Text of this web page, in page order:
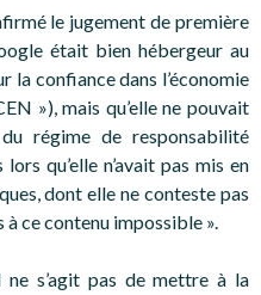
le jugement de première
était bien hébergeur au
la confiance dans l’économie
»), mais qu’elle ne pouvait
régime de responsabilité
qu’elle n’avait pas mis en
dont elle ne conteste pas
à ce contenu impossible ».
ne s’agit pas de mettre à la